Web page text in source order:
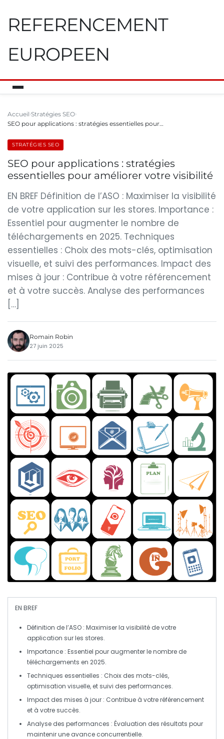
REFERENCEMENT
EUROPEEN
Accueil Stratégies SEO
SEO pour applications : stratégies essentielles pour…
STRATÉGIES SEO
SEO pour applications : stratégies
essentielles pour améliorer votre visibilité
EN BREF Définition de l’ASO : Maximiser la visibilité
de votre application sur les stores. Importance :
Essentiel pour augmenter le nombre de
téléchargements en 2025. Techniques
essentielles : Choix des mots-clés, optimisation
visuelle, et suivi des performances. Impact des
mises à jour : Contribue à votre référencement
et à votre succès. Analyse des performances
[…]
Romain Robin
27 juin 2025
EN BREF
Définition de l’ASO : Maximiser la visibilité de votre
application sur les stores.
Importance : Essentiel pour augmenter le nombre de
téléchargements en 2025.
Techniques essentielles : Choix des mots-clés,
optimisation visuelle, et suivi des performances.
Impact des mises à jour : Contribue à votreréférencement
et à votre succès.
Analyse des performances : Évaluation des résultats pour
maintenir une avance concurrentielle.